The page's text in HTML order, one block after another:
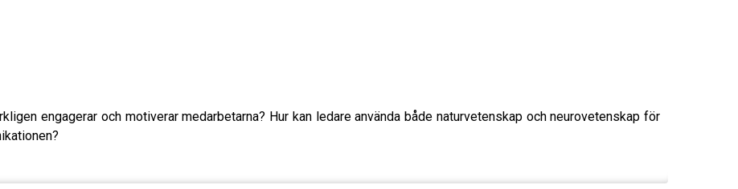
engagerar och motiverar medarbetarna? Hur kan ledare använda både naturvetenskap och neurovetenskap för